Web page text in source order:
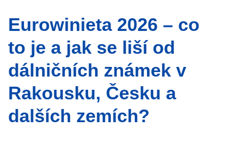
Eurowinieta 2026 – co
to je a jak se liší od
dálničních známek v
Rakousku, Česku a
dalších zemích?